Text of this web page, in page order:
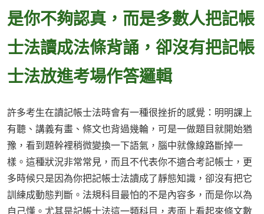
是你不夠認真，而是多數人把記帳
士法讀成法條背誦，卻沒有把記帳
士法放進考場作答邏輯
許多考生在讀記帳士法時會有一種很挫折的感覺：明明課上
有聽、講義有畫、條文也背過幾輪，可是一做題目就開始猶
豫，看到題幹裡稍微變換一下語氣，腦中就像線路斷掉一
樣。這種狀況非常常見，而且不代表你不適合考記帳士，更
多時候只是因為你把記帳士法讀成了靜態知識，卻沒有把它
訓練成動態判斷。法規科目最怕的不是內容多，而是你以為
自己懂。尤其是記帳士法這一類科目，表面上看起來條文數